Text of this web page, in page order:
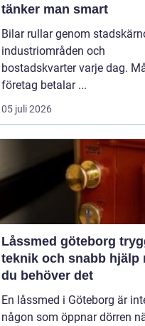
tänker man smart
Bilar rullar genom
industriområden och
bostadskvarter varje dag.
företag betalar ...
05 juli 2026
Låssmed göteborg trygghet,
teknik och snabb hjälp
du behöver det
En låssmed i Göteborg är
någon som öppnar dörren